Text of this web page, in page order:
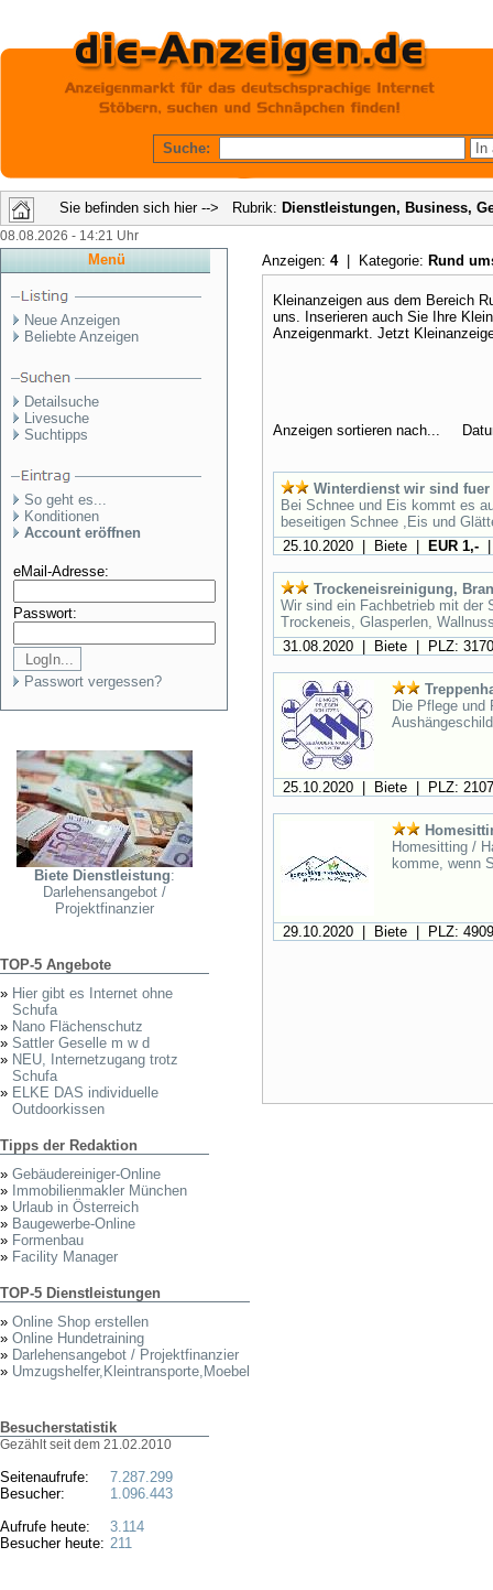
Suche:
Sie befinden sich hier --> Rubrik: Dienstleistungen, Business,
08.08.2026 - 14:21 Uhr
Menü
Neue Anzeigen
Beliebte Anzeigen
Detailsuche
Livesuche
Suchtipps
So geht es...
Konditionen
Account eröffnen
eMail-Adresse:
Passwort:
Passwort vergessen?
Biete Dienstleistung:
Darlehensangebot /
Projektfinanzier
TOP-5 Angebote
» Hier gibt es Internet ohne
Schufa
» Nano Flächenschutz
» Sattler Geselle m w d
» NEU, Internetzugang trotz
Schufa
» ELKE DAS individuelle
Outdoorkissen
Tipps der Redaktion
» Gebäudereiniger-Online
» Immobilienmakler München
» Urlaub in Österreich
» Baugewerbe-Online
» Formenbau
» Facility Manager
TOP-5 Dienstleistungen
» Online Shop erstellen
» Online Hundetraining
» Darlehensangebot / Projektfinanzier
» Umzugshelfer,Kleintransporte,Moebel
Besucherstatistik
Gezählt seit dem 21.02.2010
Seitenaufrufe:
Besucher:
Aufrufe heute:
Besucher heute:
7.287.299
1.096.443
3.114
211
Anzeigen: 4| Kategorie: Rund
Kleinanzeigen aus dem Bereich
uns. Inserieren auch Sie Ihre
Anzeigenmarkt. Jetzt
Anzeigen sortieren nach...
Winterdienst wir sind fuer
Bei Schnee und Eis kommt es
beseitigen Schnee ,Eis und
25.10.2020 | Biete |
EUR 1,-
Trockeneisreinigung,
Wir sind ein Fachbetrieb mit der
Trockeneis, Glasperlen,
31.08.2020 | Biete | PLZ:
Die Pflege und
25.10.2020 | Biete | PLZ:
Homesitting /
komme, wenn
29.10.2020 | Biete | PLZ: